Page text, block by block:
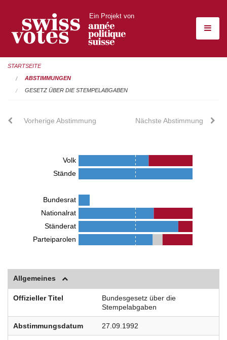
Ein Projekt von
STARTSEITE
ABSTIMMUNGEN
GESETZ ÜBER DIE STEMPELABGABEN
Vorherige Abstimmung Nächste Abstimmung
Volk
Stände
Bundesrat
Nationalrat
Ständerat
Parteiparolen
Allgemeines
Offizieller Titel
Bundesgesetz über die
Stempelabgaben
Abstimmungsdatum 27.09.1992